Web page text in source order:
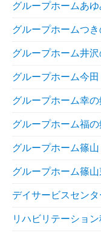
グループホームあ
グループホームつ
グループホーム井
グループホーム今田
グループホーム幸の
グループホーム福の
グループホーム篠山
グループホーム篠山
デイサービスセン
リハビリテーショ